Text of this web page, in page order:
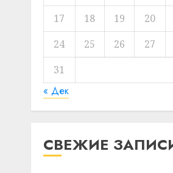
17
18 19 20
24
25 26 27
31
« Дек
СВЕЖИЕ